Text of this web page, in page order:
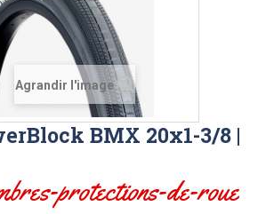
Agrandir l'image
BMX 20x1-3/8 |
protections-de-roue